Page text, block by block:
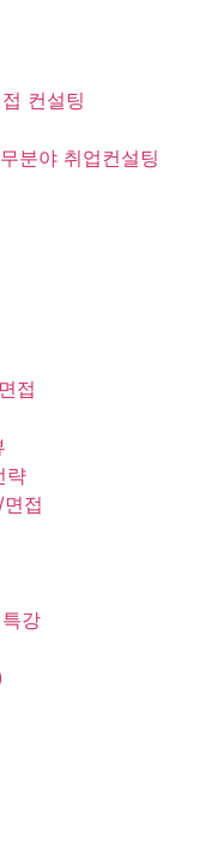
컨설팅
분야 취업컨설팅
접
략
접
강